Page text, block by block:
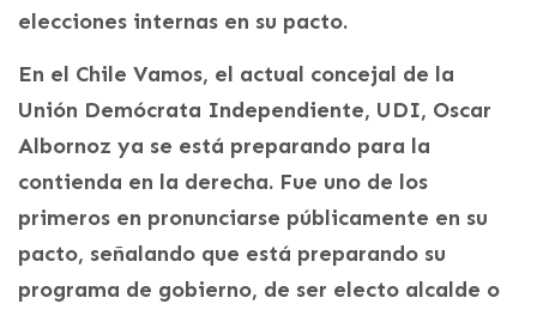
elecciones internas en su pacto.
En el Chile Vamos, el actual concejal de la
Unión Demócrata Independiente, UDI, Oscar
Albornoz ya se está preparando para la
contienda en la derecha. Fue uno de los
primeros en pronunciarse públicamente en su
pacto, señalando que está preparando su
programa de gobierno, de ser electo alcalde o